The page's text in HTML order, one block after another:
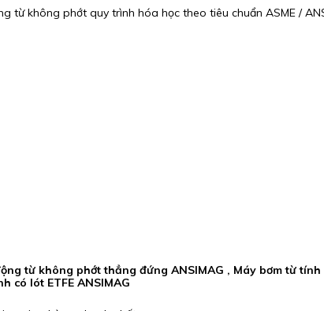
từ không phớt quy trình hóa học theo tiêu chuẩn ASME /
từ không phớt thẳng đứng ANSIMAG , Máy bơm từ
có lót ETFE ANSIMAG